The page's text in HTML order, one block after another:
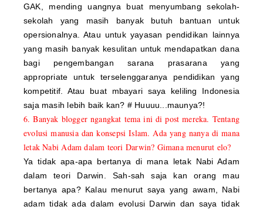
GAK, mending uangnya buat menyumbang sekolah-
sekolah yang masih banyak butuh bantuan untuk
opersionalnya. Atau untuk yayasan pendidikan lainnya
yang masih banyak kesulitan untuk mendapatkan dana
bagi pengembangan sarana prasarana yang
appropriate untuk terselenggaranya pendidikan yang
kompetitif. Atau buat mbayari saya keliling Indonesia
saja masih lebih baik kan? # Huuuu...maunya?!
6. Banyak blogger ngangkat tema ini di post mereka. Tentang
evolusi manusia dan konsepsi Islam. Ada yang nanya di mana
letak Nabi Adam dalam teori Darwin? Gimana menurut elo?
Ya tidak apa-apa bertanya di mana letak Nabi Adam
dalam teori Darwin. Sah-sah saja kan orang mau
bertanya apa? Kalau menurut saya yang awam, Nabi
adam tidak ada dalam evolusi Darwin dan saya tidak